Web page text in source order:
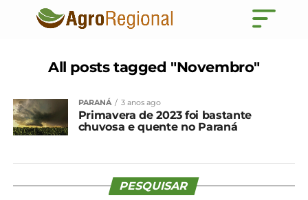
All posts tagged "Novembro"
PARANÁ 3 anos ago
Primavera de 2023 foi bastante
chuvosa e quente no Paraná
PESQUISAR